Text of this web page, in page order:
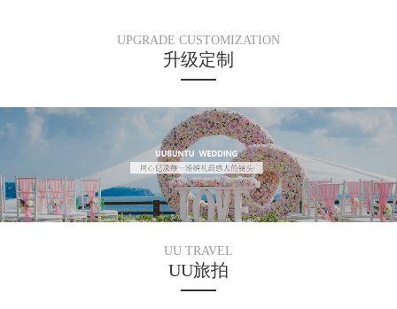
UPGRADE CUSTOMIZATION
升级定制
UU TRAVEL
UU旅拍